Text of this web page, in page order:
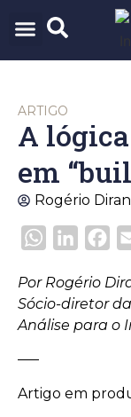
ARTIGO
A
em
Rogério
WhatsApp
Por Rogério
Sócio-diretor
Análise para o
—–
Artigo em